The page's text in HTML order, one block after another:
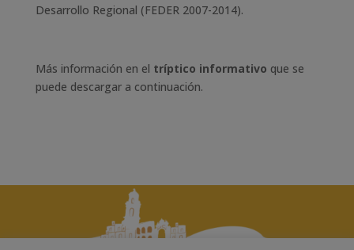
Desarrollo Regional (FEDER 2007-2014).
Más información en el tríptico informativo que se
puede descargar a continuación.